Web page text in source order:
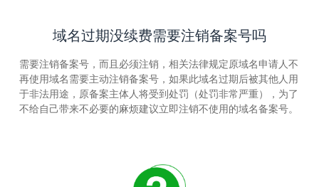
域名过期没续费需要注销备案号吗
需要注销备案号，而且必须注销，相关法律规定原域名申请人不
再使用域名需要主动注销备案号，如果此域名过期后被其他人用
于非法用途，原备案主体人将受到处罚（处罚非常严重），为了
不给自己带来不必要的麻烦建议立即注销不使用的域名备案号。